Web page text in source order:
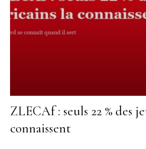
ZLECAf : seuls 22 % des
connaissent